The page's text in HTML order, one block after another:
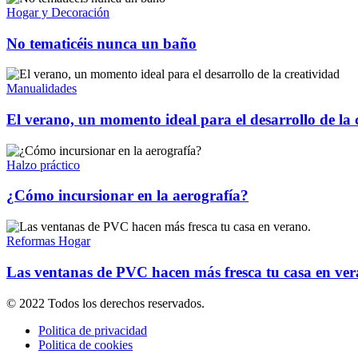
Hogar y Decoración
No tematicéis nunca un baño
Manualidades
El verano, un momento ideal para el desarrollo de la
Halzo práctico
¿Cómo incursionar en la aerografía?
Reformas Hogar
Las ventanas de PVC hacen más fresca tu casa en
© 2022 Todos los derechos reservados.
Politica de privacidad
Politica de cookies